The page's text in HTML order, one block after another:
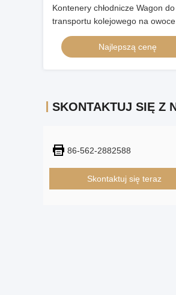
Kontenery chłodnicze Wagon do
transportu kolejowego na owoce
warzywne
Najlepszą cenę
86-562-2882588
Skontaktuj się teraz